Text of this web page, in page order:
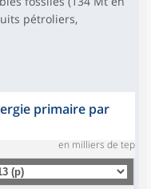
pétroliers,
primaire par
en milliers de tep